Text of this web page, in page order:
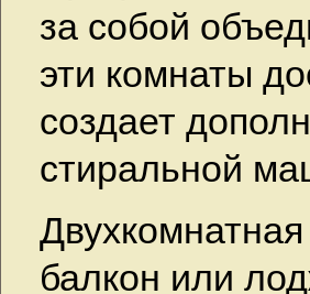
за собой
эти комнаты
создает
стиральной
балкон или